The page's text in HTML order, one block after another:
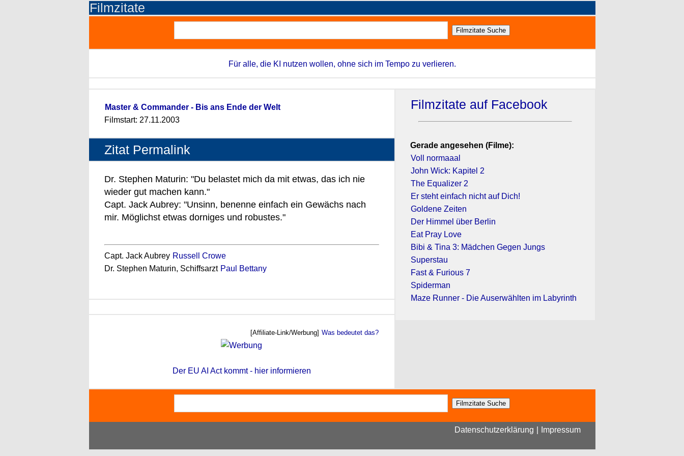
Filmzitate
Für alle, die KI nutzen wollen, ohne sich im Tempo zu verlieren.
Master & Commander - Bis ans Ende der Welt
Filmstart: 27.11.2003
Zitat Permalink
Dr. Stephen Maturin: "Du belastet mich da mit etwas, das ich nie
wieder gut machen kann."
Capt. Jack Aubrey: "Unsinn, benenne einfach ein Gewächs nach
mir. Möglichst etwas dorniges und robustes."
Capt. Jack Aubrey Russell Crowe
Dr. Stephen Maturin, Schiffsarzt Paul Bettany
[Affiliate-Link/Werbung] Was bedeutet das?
Der EU AI Act kommt - hier informieren
Filmzitate auf Facebook
Gerade angesehen (Filme):
Voll normaaal
John Wick: Kapitel 2
The Equalizer 2
Er steht einfach nicht auf Dich!
Goldene Zeiten
Der Himmel über Berlin
Eat Pray Love
Bibi & Tina 3: Mädchen Gegen Jungs
Superstau
Fast & Furious 7
Spiderman
Maze Runner - Die Auserwählten im Labyrinth
Datenschutzerklärung Impressum